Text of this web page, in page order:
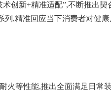
创新+精准适配”,不断推出契
列,精准回应当下消费者对健
火等性能,推出全面满足日常